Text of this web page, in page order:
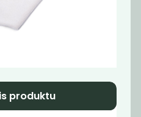
Momentálně
nedostupné
99,90
produktu